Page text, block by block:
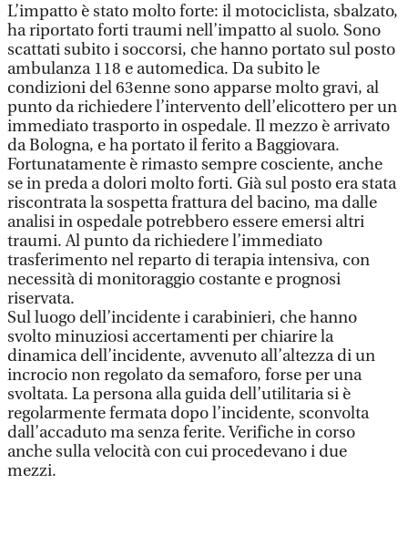
L’impatto è stato molto forte: il motociclista, sbalzato,
ha riportato forti traumi nell’impatto al suolo. Sono
scattati subito i soccorsi, che hanno portato sul posto
ambulanza 118 e automedica. Da subito le
condizioni del 63enne sono apparse molto gravi, al
punto da richiedere l’intervento dell’elicottero per un
immediato trasporto in ospedale. Il mezzo è arrivato
da Bologna, e ha portato il ferito a Baggiovara.
Fortunatamente è rimasto sempre cosciente, anche
se in preda a dolori molto forti. Già sul posto era stata
riscontrata la sospetta frattura del bacino, ma dalle
analisi in ospedale potrebbero essere emersi altri
traumi. Al punto da richiedere l’immediato
trasferimento nel reparto di terapia intensiva, con
necessità di monitoraggio costante e prognosi
riservata.
Sul luogo dell’incidente i carabinieri, che hanno
svolto minuziosi accertamenti per chiarire la
dinamica dell’incidente, avvenuto all’altezza di un
incrocio non regolato da semaforo, forse per una
svoltata. La persona alla guida dell’utilitaria si è
regolarmente fermata dopo l’incidente, sconvolta
dall’accaduto ma senza ferite. Verifiche in corso
anche sulla velocità con cui procedevano i due
mezzi.